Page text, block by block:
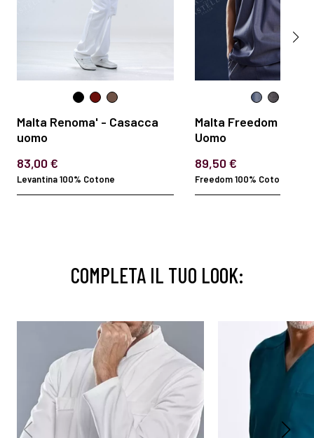
Malta Renoma' - Casacca
uomo
83,00 €
Levantina 100% Cotone
Malta Freedom -
Uomo
89,50 €
Freedom 100% Cotone 130
COMPLETA IL TUO LOOK: